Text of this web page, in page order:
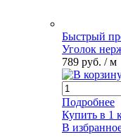
Быстрый
Уголок
789 руб. / м
Подробнее
Купить в 1
В